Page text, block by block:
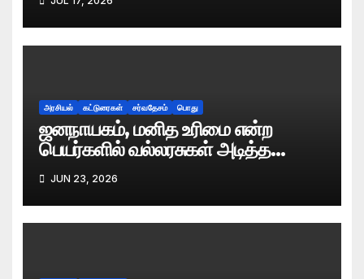
அரசியல் கட்டுரைகள் சர்வதேசம் பொது
ஜனநாயகம், மனித உரிமை என்ற
பெயர்களில் வல்லரசுகள் அடித்த
கொள்ளைகள்.
JUN 23, 2026